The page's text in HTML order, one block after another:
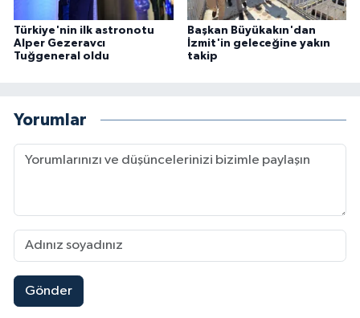
Türkiye'nin ilk astronotu
Alper Gezeravcı
Tuğgeneral oldu
Başkan Büyükakın'dan
İzmit'in geleceğine yakın
takip
Yorumlar
Gönder